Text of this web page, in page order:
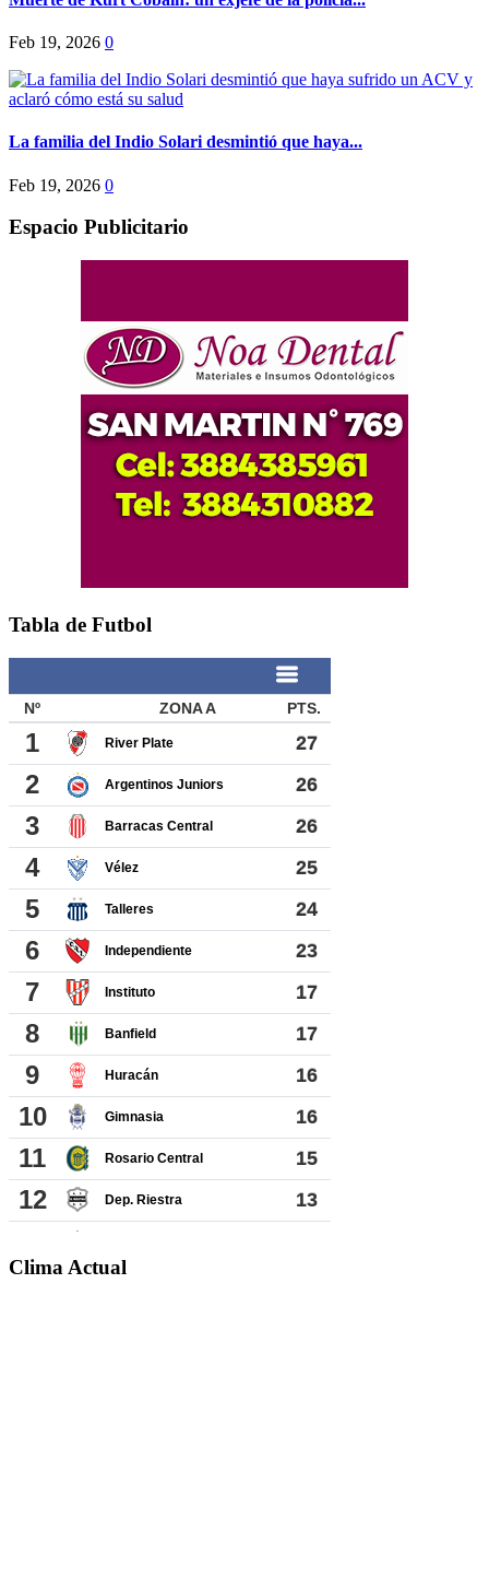
Feb 19, 2026 0
La familia del Indio Solari desmintió que haya...
Feb 19, 2026 0
Espacio Publicitario
Tabla de Futbol
Clima Actual